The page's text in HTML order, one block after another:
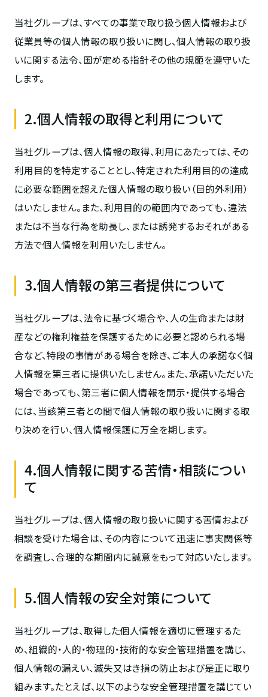
当社グループは、すべての事業で取り扱う個人情報および
従業員等の個人情報の取り扱いに関し、個人情報の取り扱
いに関する法令、国が定める指針その他の規範を遵守いた
します。
2.個人情報の取得と利用について
当社グループは、個人情報の取得、利用にあたっては、その
利用目的を特定することとし、特定された利用目的の達成
に必要な範囲を超えた個人情報の取り扱い（目的外利用）
はいたしません。また、利用目的の範囲内であっても、違法
または不当な行為を助長し、または誘発するおそれがある
方法で個人情報を利用いたしません。
3.個人情報の第三者提供について
当社グループは、法令に基づく場合や、人の生命または財
産などの権利権益を保護するために必要と認められる場
合など、特段の事情がある場合を除き、ご本人の承諾なく個
人情報を第三者に提供いたしません。また、承諾いただいた
場合であっても、第三者に個人情報を開示・提供する場合
には、当該第三者との間で個人情報の取り扱いに関する取
り決めを行い、個人情報保護に万全を期します。
4.個人情報に関する苦情・相談につい
て
当社グループは、個人情報の取り扱いに関する苦情および
相談を受けた場合は、その内容について迅速に事実関係等
を調査し、合理的な期間内に誠意をもって対応いたします。
5.個人情報の安全対策について
当社グループは、取得した個人情報を適切に管理するた
め、組織的・人的・物理的・技術的な安全管理措置を講じ、
個人情報の漏えい、滅失又はき損の防止および是正に取り
組みます。たとえば、以下のような安全管理措置を講じてい